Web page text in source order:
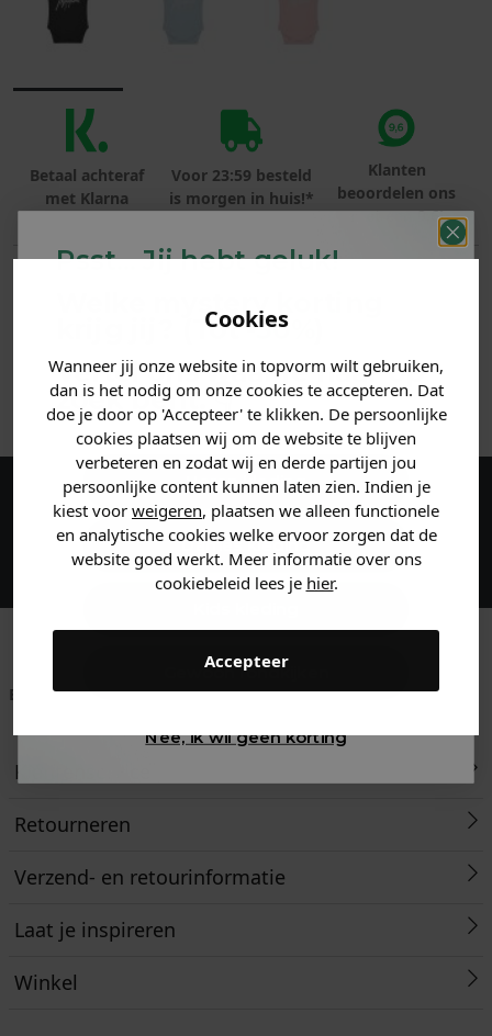
Cookies
Wanneer jij onze website in topvorm wilt gebruiken,
dan is het nodig om onze cookies te accepteren. Dat
doe je door op 'Accepteer' te klikken. De persoonlijke
cookies plaatsen wij om de website te blijven
verbeteren en zodat wij en derde partijen jou
persoonlijke content kunnen laten zien. Indien je
kiest voor weigeren, plaatsen we alleen functionele
en analytische cookies welke ervoor zorgen dat de
website goed werkt. Meer informatie over ons
cookiebeleid lees je hier.
Accepteer
Betaal achteraf
met Klarna
Voor 23:59 besteld
is morgen in huis!*
Klanten
beoordelen ons
met een 9,6!
MATERIAAL & WASVOORSCHRIFT
ANDERE BESTELDEN OOK
Maak een account aan en ontvang 5%
korting op je eerste bestelling!
Betaal achteraf met
Voor 23:59 besteld
Klanten beoordelen
Klantenservice
Retourneren
Verzend- en retourinformatie
Laat je inspireren
Winkel
Psst... Jij hebt geluk!
Welke mystery
krijg jij? (Tot-30%
Vertel ons waar je naar op
zoek bent. 👇
Heren kleding
Dames kleding
Gewoon rondkijken
Nee, ik wil geen korting